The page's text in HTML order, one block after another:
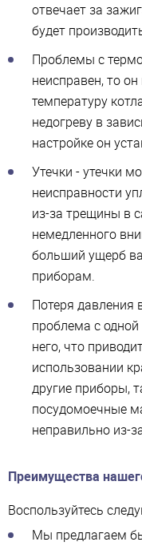
отвечает за
будет
Проблемы с
неисправен, то
температуру
недогреву в
настройке он
Утечки - утечки
неисправности
из-за трещины в
немедленного
больший ущерб
приборам.
Потеря давления
проблема с одной
него, что
использовании
другие приборы,
посудомоечные
неправильно из-
Преимущества
Воспользуйтесь
Мы предлагаем